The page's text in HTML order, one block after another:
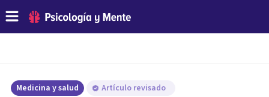
Medicina y salud Artículo revisado